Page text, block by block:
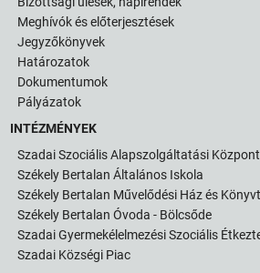
Meghívók és előterjesztések
Jegyzőkönyvek
Határozatok
Dokumentumok
Pályázatok
INTÉZMÉNYEK
Szadai Szociális Alapszolgáltatási Központ
Székely Bertalan Általános Iskola
Székely Bertalan Művelődési Ház és
Székely Bertalan Óvoda - Bölcsőde
Szadai Gyermekélelmezési Szociális
Szadai Községi Piac